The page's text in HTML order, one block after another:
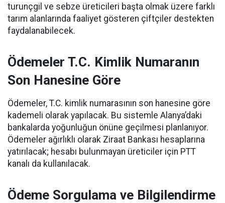
turunçgil ve sebze üreticileri başta olmak üzere farklı
tarım alanlarında faaliyet gösteren çiftçiler destekten
faydalanabilecek.
Ödemeler T.C. Kimlik Numaranın
Son Hanesine Göre
Ödemeler, T.C. kimlik numarasının son hanesine göre
kademeli olarak yapılacak. Bu sistemle Alanya’daki
bankalarda yoğunluğun önüne geçilmesi planlanıyor.
Ödemeler ağırlıklı olarak Ziraat Bankası hesaplarına
yatırılacak; hesabı bulunmayan üreticiler için PTT
kanalı da kullanılacak.
Ödeme Sorgulama ve Bilgilendirme